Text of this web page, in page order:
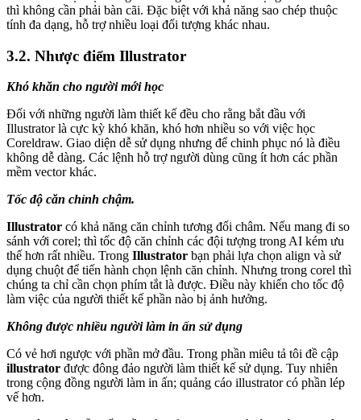
thì không cần phải bàn cãi. Đặc biệt với khả năng sao chép thuộc
tính đa dạng, hỗ trợ nhiều loại đối tượng khác nhau.
3.2. Nhược điểm Illustrator
Khó khăn cho người mới học
Đối với những người làm thiết kế đều cho rằng bắt đầu với
Illustrator là cực kỳ khó khăn, khó hơn nhiều so với việc học
Coreldraw. Giao diện dễ sử dụng nhưng để chinh phục nó là điều
không dễ dàng. Các lệnh hỗ trợ người dùng cũng ít hơn các phần
mềm vector khác.
Tốc độ căn chỉnh chậm.
Illustrator có khả năng căn chỉnh tương đối châm. Nếu mang đi so
sánh với corel; thì tốc độ căn chỉnh các đội tượng trong AI kém ưu
thế hơn rất nhiều. Trong Illustrator bạn phải lựa chọn align và sử
dụng chuột để tiến hành chọn lệnh căn chỉnh. Nhưng trong corel thì
chúng ta chỉ cần chọn phím tắt là được. Điều này khiến cho tốc độ
làm việc của người thiết kế phần nào bị ảnh hưởng.
Không được nhiều người làm in ấn sử dụng
Có vẻ hơi ngược với phần mở đầu. Trong phần miêu tả tôi đề cập
illustrator được đông đảo người làm thiết kế sử dụng. Tuy nhiên
trong cộng đồng người làm in ấn; quảng cáo illustrator có phần lép
vế hơn.